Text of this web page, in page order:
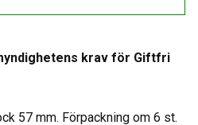
krav för Giftfri
57 mm. Förpackning om 6 st.